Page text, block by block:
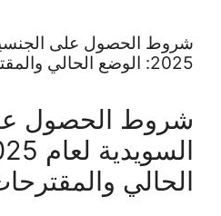
شروط الحصول على
2025: الوضع الحالي والمقترحات الجديدة
شروط الحصول
الحالي